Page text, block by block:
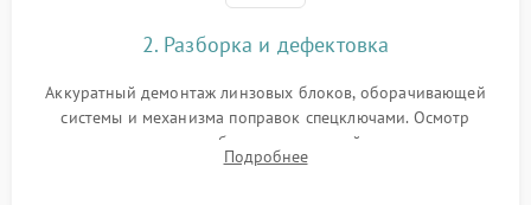
2. Разборка и дефектовка
Аккуратный демонтаж линзовых блоков, оборачивающей
системы и механизма поправок спецключами. Осмотр
внутренних резьбовых соединений, пружин и
уплотнительных колец. Поиск причин люфта, смещения
Подробнее